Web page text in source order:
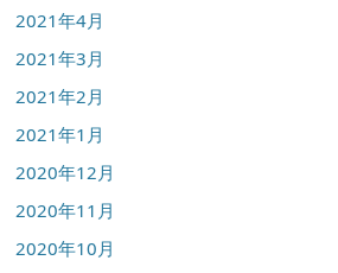
2021年4月
2021年3月
2021年2月
2021年1月
2020年12月
2020年11月
2020年10月